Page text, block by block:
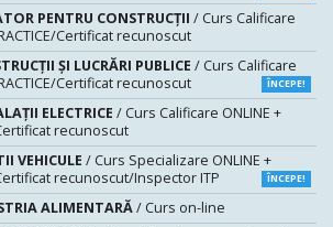
PENTRU CONSTRUCŢII / Curs Calificare
Certificat recunoscut
ŞI LUCRĂRI PUBLICE / Curs Calificare
Certificat recunoscut
ÎNCEPE!
ELECTRICE / Curs Calificare ONLINE +
recunoscut
VEHICULE / Curs Specializare ONLINE +
recunoscut/Inspector ITP
ÎNCEPE!
ALIMENTARĂ/ Curs on-line